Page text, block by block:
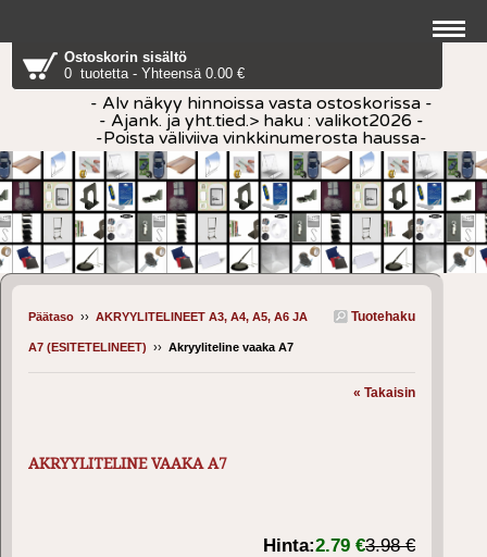
Ostoskorin sisältö
0 tuotetta - Yhteensä 0.00 €
- Alv näkyy hinnoissa vasta ostoskorissa -
- Ajank. ja yht.tied.> haku : valikot2026 -
-Poista väliviiva vinkkinumerosta haussa-
Tuotehaku
Päätaso ›› AKRYYLITELINEET A3, A4, A5, A6 JA
A7 (ESITETELINEET) ›› Akryyliteline vaaka A7
« Takaisin
AKRYYLITELINE VAAKA A7
Hinta:2.79 €3.98 €